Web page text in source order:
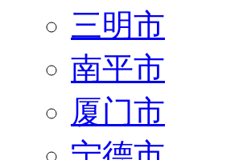
三明市
南平市
厦门市